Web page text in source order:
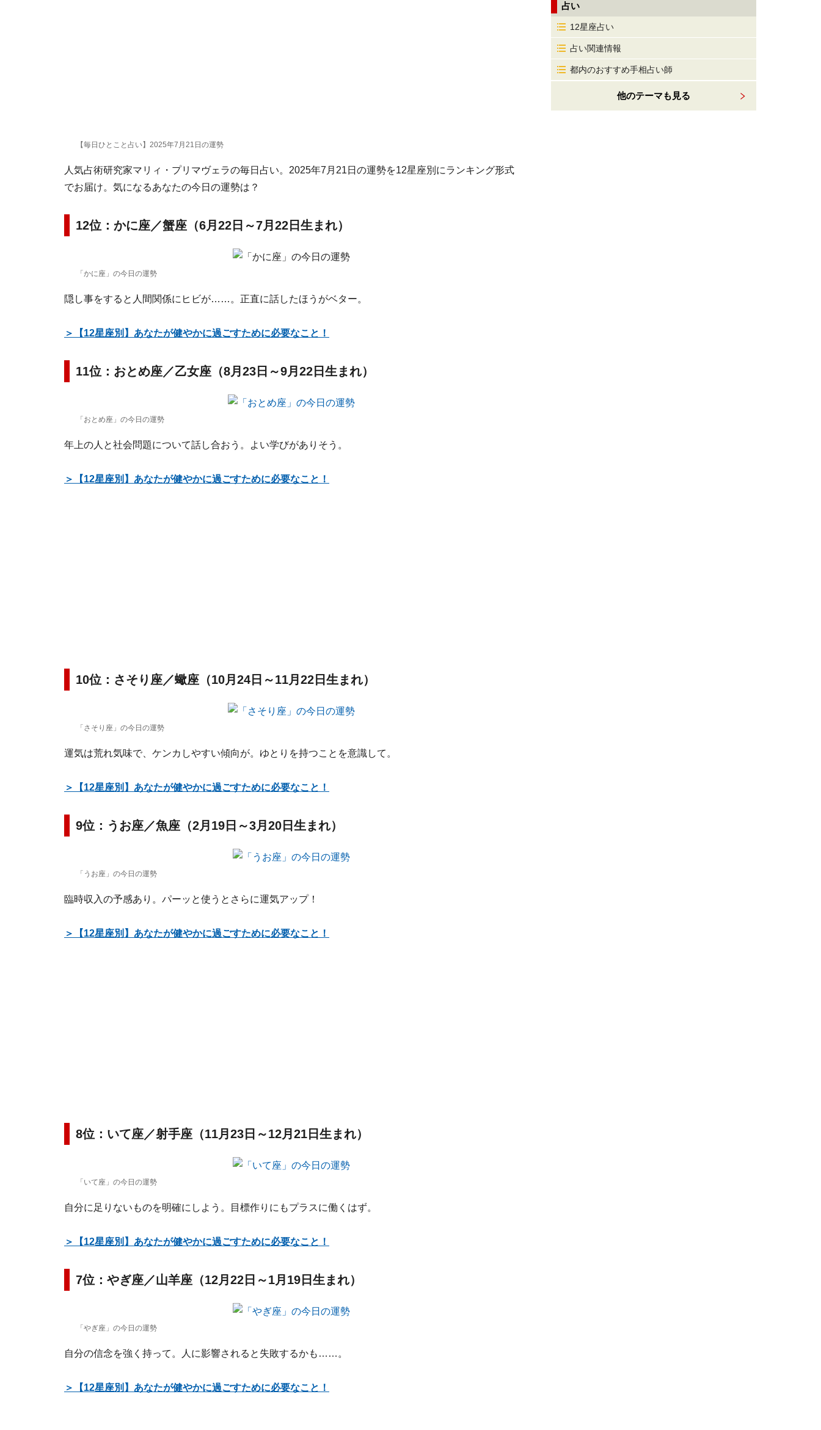
【毎日ひとこと占い】2025年7月21日の運勢
人気占術研究家マリィ・プリマヴェラの毎日占い。2025年7月21日の運勢を12星座別にランキング形式
でお届け。気になるあなたの今日の運勢は？
12位：かに座／蟹座（6月22日～7月22日生まれ）
「かに座」の今日の運勢
隠し事をすると人間関係にヒビが……。正直に話したほうがベター。
＞【12星座別】あなたが健やかに過ごすために必要なこと！
11位：おとめ座／乙女座（8月23日～9月22日生まれ）
「おとめ座」の今日の運勢
年上の人と社会問題について話し合おう。よい学びがありそう。
＞【12星座別】あなたが健やかに過ごすために必要なこと！
10位：さそり座／蠍座（10月24日～11月22日生まれ）
「さそり座」の今日の運勢
運気は荒れ気味で、ケンカしやすい傾向が。ゆとりを持つことを意識して。
＞【12星座別】あなたが健やかに過ごすために必要なこと！
9位：うお座／魚座（2月19日～3月20日生まれ）
「うお座」の今日の運勢
臨時収入の予感あり。パーッと使うとさらに運気アップ！
＞【12星座別】あなたが健やかに過ごすために必要なこと！
8位：いて座／射手座（11月23日～12月21日生まれ）
「いて座」の今日の運勢
自分に足りないものを明確にしよう。目標作りにもプラスに働くはず。
＞【12星座別】あなたが健やかに過ごすために必要なこと！
7位：やぎ座／山羊座（12月22日～1月19日生まれ）
「やぎ座」の今日の運勢
自分の信念を強く持って。人に影響されると失敗するかも……。
＞【12星座別】あなたが健やかに過ごすために必要なこと！
占い
12星座占い
占い関連情報
都内のおすすめ手相占い師
他のテーマも見る